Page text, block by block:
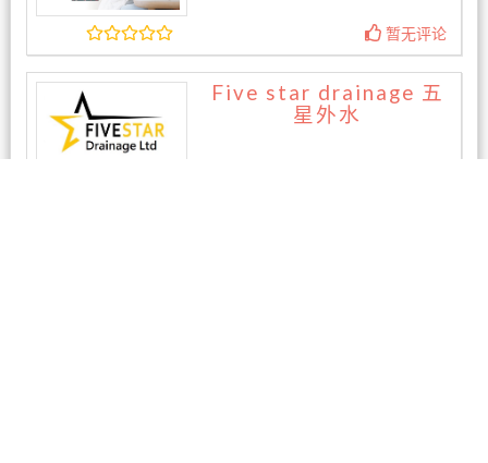
暂无评论
Five star drainage 五
星外水